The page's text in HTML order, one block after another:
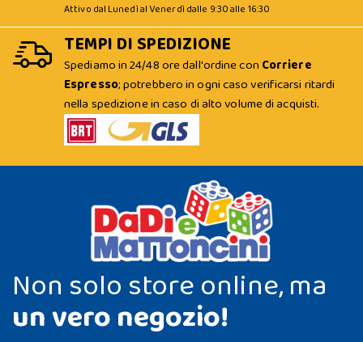
Attivo dal Lunedì al Venerdì dalle 9:30 alle 16:30
TEMPI DI SPEDIZIONE
Spediamo in 24/48 ore dall'ordine con Corriere
Espresso; potrebbero in ogni caso verificarsi ritardi
nella spedizione in caso di alto volume di acquisti.
Non solo store online, ma
un vero negozio!